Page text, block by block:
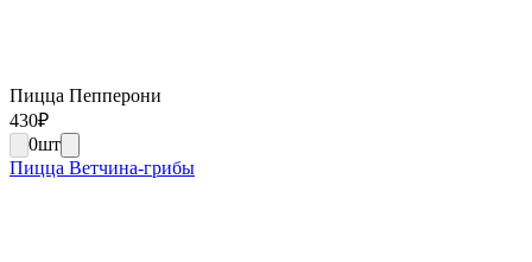
Пицца Пепперони
430₽
0шт
Пицца Ветчина-грибы